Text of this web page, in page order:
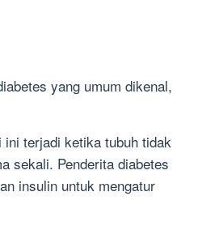
yang umum dikenal,
terjadi ketika tubuh tidak
sekali. Penderita diabetes
insulin untuk mengatur